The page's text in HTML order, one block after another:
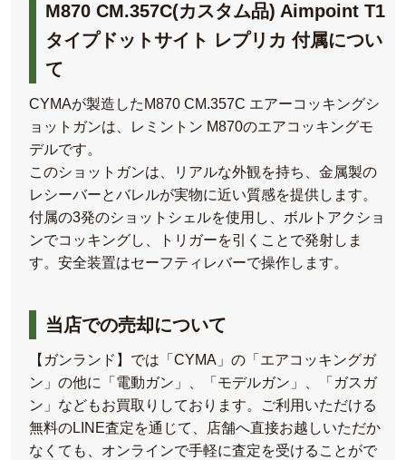
M870 CM.357C(カスタム品) Aimpoint T1
タイプドットサイト レプリカ 付属につい
て
CYMAが製造したM870 CM.357C エアーコッキングシ
ョットガンは、レミントン M870のエアコッキングモ
デルです。
このショットガンは、リアルな外観を持ち、金属製の
レシーバーとバレルが実物に近い質感を提供します。
付属の3発のショットシェルを使用し、ボルトアクショ
ンでコッキングし、トリガーを引くことで発射しま
す。安全装置はセーフティレバーで操作します。
当店での売却について
【ガンランド】では「CYMA」の「エアコッキングガ
ン」の他に「電動ガン」、「モデルガン」、「ガスガ
ン」などもお買取りしております。ご利用いただける
無料のLINE査定を通じて、店舗へ直接お越しいただか
なくても、オンラインで手軽に査定を受けることがで